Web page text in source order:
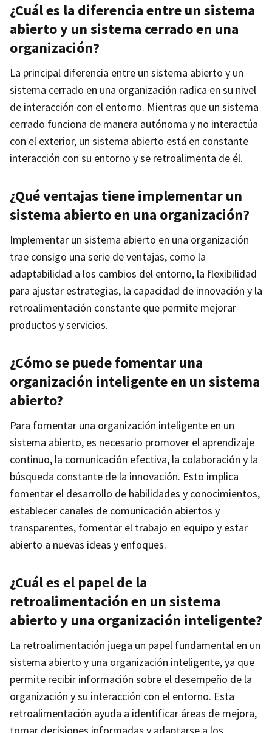
¿Cuál es la diferencia entre un sistema
abierto y un sistema cerrado en una
organización?
La principal diferencia entre un sistema abierto y un
sistema cerrado en una organización radica en su nivel
de interacción con el entorno. Mientras que un sistema
cerrado funciona de manera autónoma y no interactúa
con el exterior, un sistema abierto está en constante
interacción con su entorno y se retroalimenta de él.
¿Qué ventajas tiene implementar un
sistema abierto en una organización?
Implementar un sistema abierto en una organización
trae consigo una serie de ventajas, como la
adaptabilidad a los cambios del entorno, la flexibilidad
para ajustar estrategias, la capacidad de innovación y la
retroalimentación constante que permite mejorar
productos y servicios.
¿Cómo se puede fomentar una
organización inteligente en un sistema
abierto?
Para fomentar una organización inteligente en un
sistema abierto, es necesario promover el aprendizaje
continuo, la comunicación efectiva, la colaboración y la
búsqueda constante de la innovación. Esto implica
fomentar el desarrollo de habilidades y conocimientos,
establecer canales de comunicación abiertos y
transparentes, fomentar el trabajo en equipo y estar
abierto a nuevas ideas y enfoques.
¿Cuál es el papel de la
retroalimentación en un sistema
abierto y una organización inteligente?
La retroalimentación juega un papel fundamental en un
sistema abierto y una organización inteligente, ya que
permite recibir información sobre el desempeño de la
organización y su interacción con el entorno. Esta
retroalimentación ayuda a identificar áreas de mejora,